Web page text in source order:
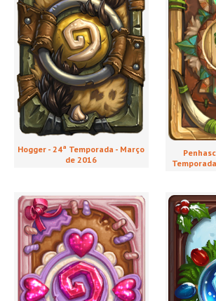
Hogger - 24ª Temporada - Março
de 2016